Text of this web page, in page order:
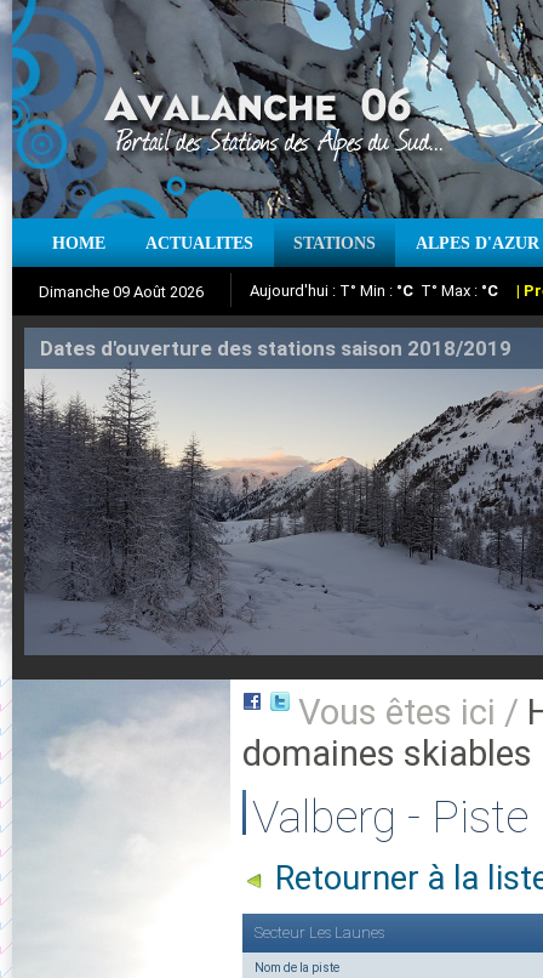
HOME ACTUALITES STATIONS ALPES D'AZUR
Dimanche 09 Août 2026
Aujourd'hui : T° Min : °CT° Max : °C |
Iso à 0° :mNeige sur 12 heures :cm
Suivez en direct l'actualité des stations
Vous êtes ici /
domaines skiables
Valberg - Piste
Retourner à la
Secteur Les Launes
Nom de la piste